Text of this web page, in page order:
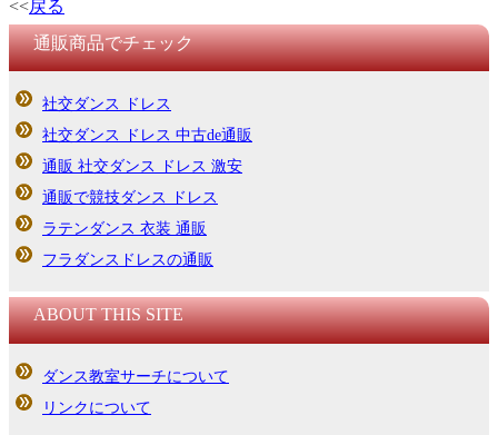
<<戻る
通販商品でチェック
社交ダンス ドレス
社交ダンス ドレス 中古de通販
通販 社交ダンス ドレス 激安
通販で競技ダンス ドレス
ラテンダンス 衣装 通販
フラダンスドレスの通販
ABOUT THIS SITE
ダンス教室サーチについて
リンクについて